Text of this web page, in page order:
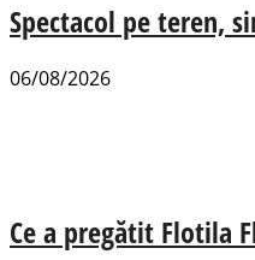
Spectacol pe teren,
06/08/2026
Ce a pregătit Flotila